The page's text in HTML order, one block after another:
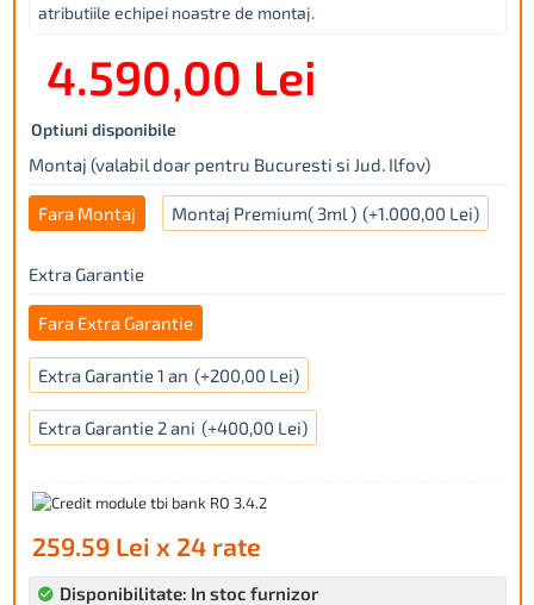
atributiile echipei noastre de montaj.
4.590,00 Lei
Optiuni disponibile
Montaj (valabil doar pentru Bucuresti si Jud. Ilfov)
Fara Montaj Montaj Premium( 3ml ) (+1.000,00 Lei)
Extra Garantie
Fara Extra Garantie
Extra Garantie 1 an (+200,00 Lei)
Extra Garantie 2 ani (+400,00 Lei)
259.59 Lei x 24 rate
Disponibilitate: In stoc furnizor